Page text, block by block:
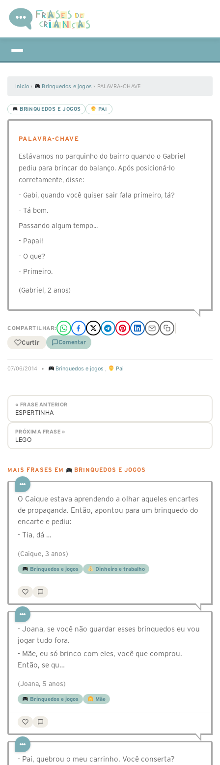
Início › Brinquedos e jogos › PALAVRA-CHAVE
BRINQUEDOS E JOGOS PAI
PALAVRA-CHAVE
Estávamos no parquinho do bairro quando o Gabriel
pediu para brincar do balanço. Após posicioná-lo
corretamente, disse:
- Gabi, quando você quiser sair fala primeiro, tá?
- Tá bom.
Passando algum tempo...
- Papai!
- O que?
- Primeiro.
(Gabriel, 2 anos)
COMPARTILHAR:
Curtir Comentar
07/06/2014 • Brinquedos e jogos , Pai
« FRASE ANTERIOR
ESPERTINHA
PRÓXIMA FRASE »
LEGO
MAIS FRASES EM BRINQUEDOS E JOGOS
O Caique estava aprendendo a olhar aqueles encartes
de propaganda. Então, apontou para um brinquedo do
encarte e pediu:
- Tia, dá …
(Caique, 3 anos)
Brinquedos e jogos Dinheiro e trabalho
- Joana, se você não guardar esses brinquedos eu vou
jogar tudo fora.
- Mãe, eu só brinco com eles, você que comprou.
Então, se qu…
(Joana, 5 anos)
Brinquedos e jogos Mãe
- Pai, quebrou o meu carrinho. Você conserta?